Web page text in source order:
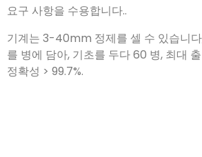
를 병에 담아, 기초를 두다 60 병, 최대
정확성 > 99.7%.